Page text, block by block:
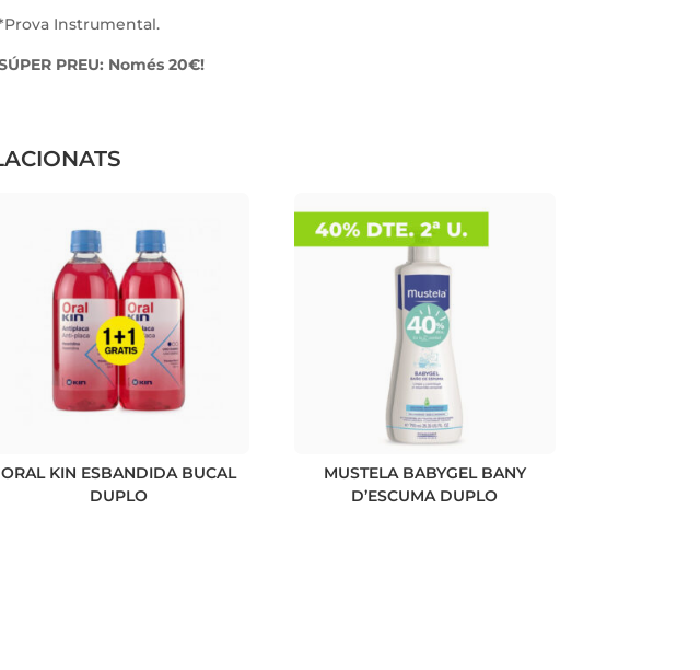
Instrumental.
PREU: Només 20€!
ORAL KIN ESBANDIDA BUCAL
DUPLO
MUSTELA BABYGEL BANY
D’ESCUMA DUPLO